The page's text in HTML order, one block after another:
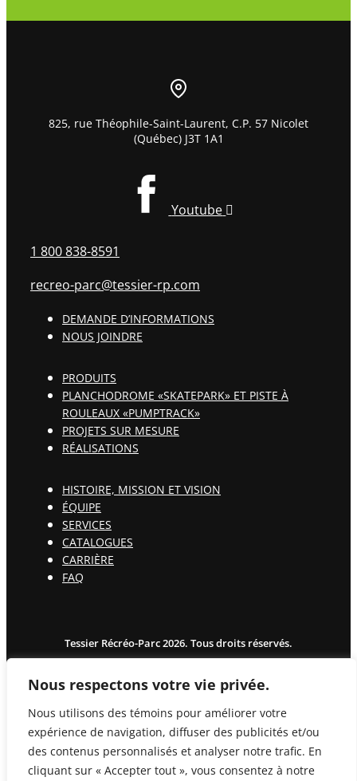
Nous respectons votre vie privée.
Nous utilisons des témoins pour améliorer votre
expérience de navigation, diffuser des publicités et/ou
des contenus personnalisés et analyser notre trafic. En
cliquant sur « Accepter tout », vous consentez à notre
825, rue Théophile-Saint-Laurent, C.P. 57 Nicolet
(Québec) J3T 1A1
Youtube
1 800 838-8591
recreo-parc@tessier-rp.com
DEMANDE D’INFORMATIONS
NOUS JOINDRE
PRODUITS
PLANCHODROME «SKATEPARK» ET PISTE À
ROULEAUX «PUMPTRACK»
PROJETS SUR MESURE
RÉALISATIONS
HISTOIRE, MISSION ET VISION
ÉQUIPE
SERVICES
CATALOGUES
CARRIÈRE
FAQ
Tessier Récréo-Parc 2026. Tous droits réservés.
Politique de confidentialité
Rechercher